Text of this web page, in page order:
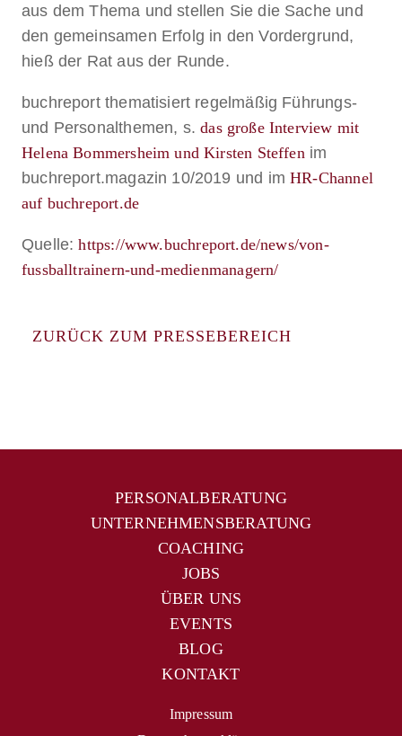
aus dem Thema und stellen Sie die Sache und
den gemeinsamen Erfolg in den Vordergrund,
hieß der Rat aus der Runde.
buchreport thematisiert regelmäßig Führungs-
und Personalthemen, s.das große Interview mit
Helena Bommersheim und Kirsten Steffen im
buchreport.magazin 10/2019 und imHR-Channel
auf buchreport.de
Quelle:https://www.buchreport.de/news/von-
fussballtrainern-und-medienmanagern/
ZURÜCK ZUM PRESSEBEREICH
PERSONALBERATUNG
UNTERNEHMENSBERATUNG
COACHING
JOBS
ÜBER UNS
EVENTS
BLOG
KONTAKT
Impressum